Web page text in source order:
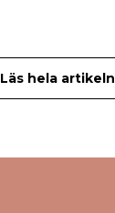
Läs hela artikeln